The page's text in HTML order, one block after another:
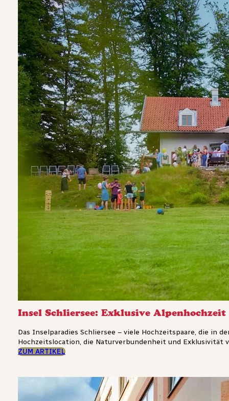
Insel Schliersee: Exklusive
Das Inselparadies Schliersee – viele Hochzeitspaare, die in
Hochzeitslocation, die Naturverbundenheit und Exklusivität
ZUM ARTIKEL